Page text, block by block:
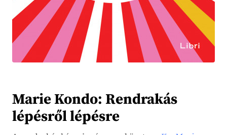
Marie Kondo: Rendrakás
lépésről lépésre